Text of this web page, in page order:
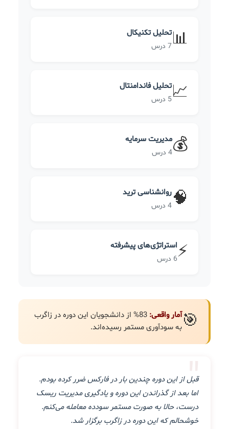
📊تحلیل تکنیکال
7 درس
📈تحلیل فاندامنتال
5 درس
💰مدیریت سرمایه
4 درس
🧠روانشناسی ترید
4 درس
⚡استراتژی‌های پیشرفته
6 درس
🎯آمار واقعی:
83% از دانشجویان این دوره در زاگرب
به سودآوری مستمر رسیده‌اند.
"
قبل از این دوره چندین بار در فارکس ضرر کرده بودم.
اما بعد از گذراندن این دوره و یادگیری مدیریت ریسک
درست، حالا به صورت مستمر سودده معامله می‌کنم.
خوشحالم که این دوره در زاگرب برگزار شد.